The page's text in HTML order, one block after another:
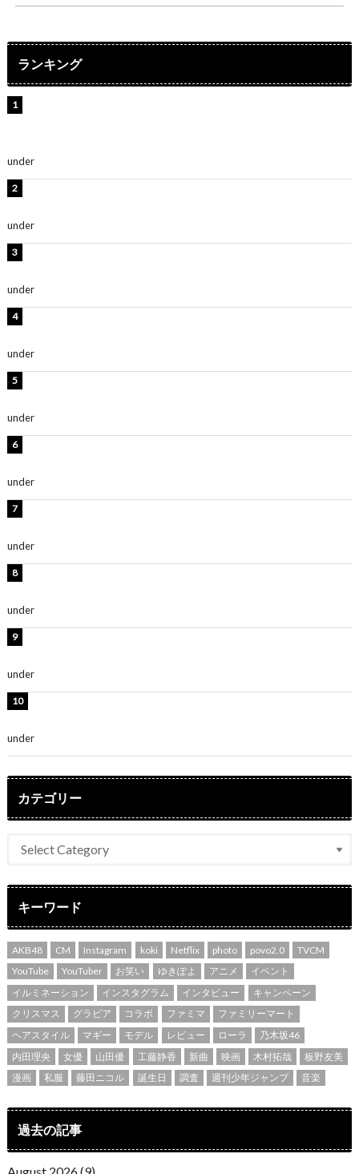
ランキング
under
under
under
under
under
under
under
under
under
under
カテゴリー
キーワード
AKB48 CM Instagram koki Netflix photo povo2.0
TVCM
YouTube
YouTuber お笑い ゆきぽよ アニメ
イベント
イルミネーション
インスタグラム インタビュー
キャンペーン
クリスマス
グラビア コラボ ファミマ
ファミリーマート
ヘアスタイル
マギー モデル レビュー ローラ
乃木坂46
内田理央
女優 山田優 工藤静香 新曲 映画 木村拓哉
板野友美
漫画
私服 藤田ニコル 誕生日 調査 週刊少年ジャンプ 音楽
過去の記事